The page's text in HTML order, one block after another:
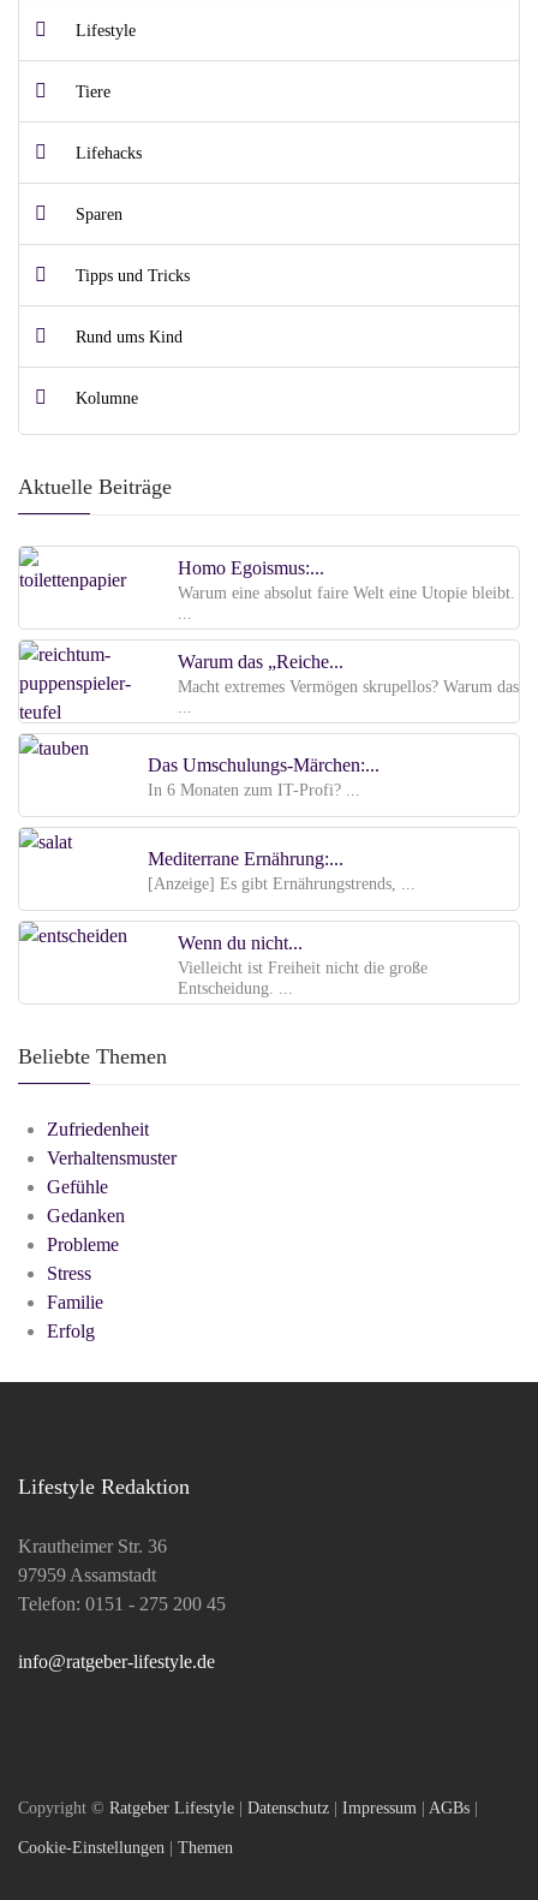
Lifestyle
Tiere
Lifehacks
Sparen
Tipps und Tricks
Rund ums Kind
Kolumne
Aktuelle Beiträge
Homo Egoismus:...
Warum eine absolut faire Welt eine Utopie bleibt.
...
Warum das „Reiche...
Macht extremes Vermögen skrupellos? Warum das
...
Das Umschulungs-Märchen:...
In 6 Monaten zum IT-Profi? ...
Mediterrane Ernährung:...
[Anzeige] Es gibt Ernährungstrends, ...
Wenn du nicht...
Vielleicht ist Freiheit nicht die große
Entscheidung. ...
Beliebte Themen
Zufriedenheit
Verhaltensmuster
Gefühle
Gedanken
Probleme
Stress
Familie
Erfolg
Lifestyle Redaktion
Krautheimer Str. 36
97959 Assamstadt
Telefon: 0151 - 275 200 45
info@ratgeber-lifestyle.de
Copyright © Ratgeber Lifestyle | Datenschutz | Impressum | AGBs |
Cookie-Einstellungen | Themen